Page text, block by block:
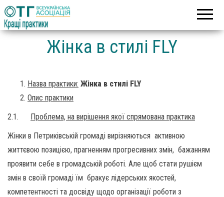
громад
Жінка в стилі FLY
Назва практики: Жінка в стилі FLY
Опис практики
2.1. Проблема, на вирішення якої спрямована практика
Жінки в Петриківській громаді вирізняються активною
життєвою позицією, прагненням прогресивних змін, бажанням
проявити себе в громадській роботі. Але щоб стати рушієм
змін в своїй громаді їм бракує лідерських якостей,
компетентності та досвіду щодо організації роботи з